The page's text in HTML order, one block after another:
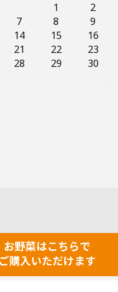
1
2
7 8
9
14 15
16
21 22
23
28 29
30